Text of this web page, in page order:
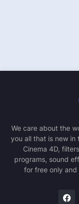
We care about the
you all that is new
Cinema 4D,
programs, sound
for free only